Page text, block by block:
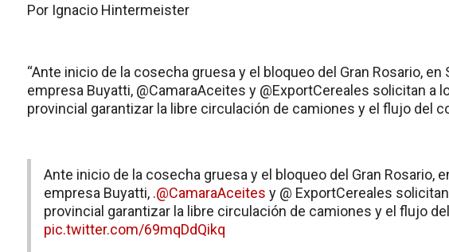
Por Ignacio Hintermeister
“Ante inicio de la cosecha gruesa y el bloqueo del Gran Rosario, en
empresa Buyatti, @CamaraAceites y @ExportCereales solicitan a
provincial garantizar la libre circulación de camiones y el flujo del
Ante inicio de la cosecha gruesa y el bloqueo del Gran Rosario,
empresa Buyatti, .@CamaraAceites y @ ExportCereales
provincial garantizar la libre circulación de camiones y el flujo
pic.twitter.com/69mqDdQikq